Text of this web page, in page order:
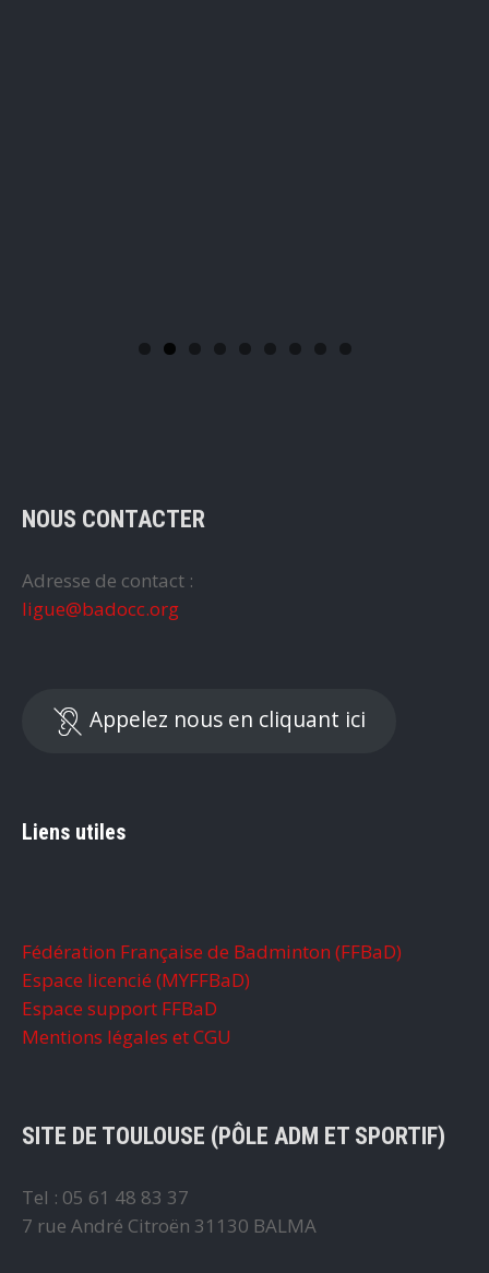
NOUS CONTACTER
Adresse de contact :
ligue@badocc.org
Appelez nous en cliquant ici
Liens utiles
Fédération Française de Badminton (FFBaD)
Espace licencié (MYFFBaD)
Espace support FFBaD
Mentions légales et CGU
SITE DE TOULOUSE (PÔLE ADM ET SPORTIF)
Tel : 05 61 48 83 37
7 rue André Citroën 31130 BALMA